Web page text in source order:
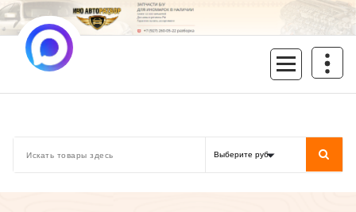
Перейти
к
содержимому